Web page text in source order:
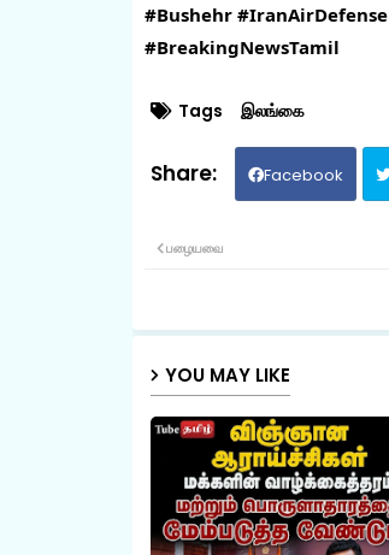
#Bushehr #IranAirDefense
#BreakingNewsTamil
Tags இலங்கை
Facebook
பழையவை
YOU MAY LIKE